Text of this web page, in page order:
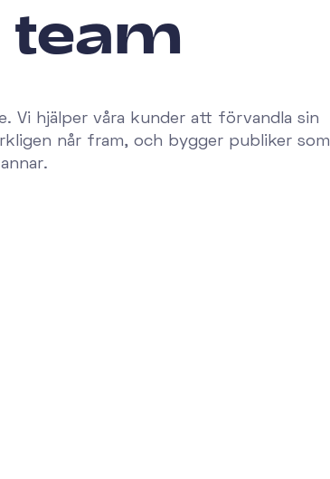
Vi hjälper våra kunder att förvandla sin
når fram, och bygger publiker som